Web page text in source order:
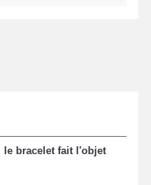
bracelet fait l'objet